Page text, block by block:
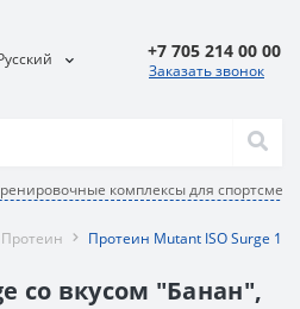
комплексы для
+7 705 214 00 00
Заказать звонок
Протеин Протеин Mutant ISO Surge
со вкусом "Банан",